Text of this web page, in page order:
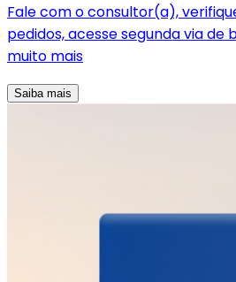
Fale com o consultor(a),
pedidos, acesse segunda via de
muito mais
Saiba mais